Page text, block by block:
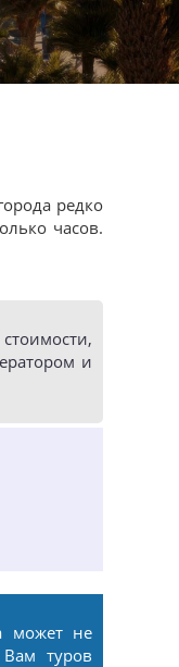
редко
часов.
и
может не
туров